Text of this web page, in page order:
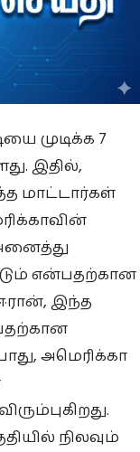
முடிக்க 7
இதில்,
மாட்டார்கள்
என்பதற்கான
இந்த
அமெரிக்கா
நிலவும்